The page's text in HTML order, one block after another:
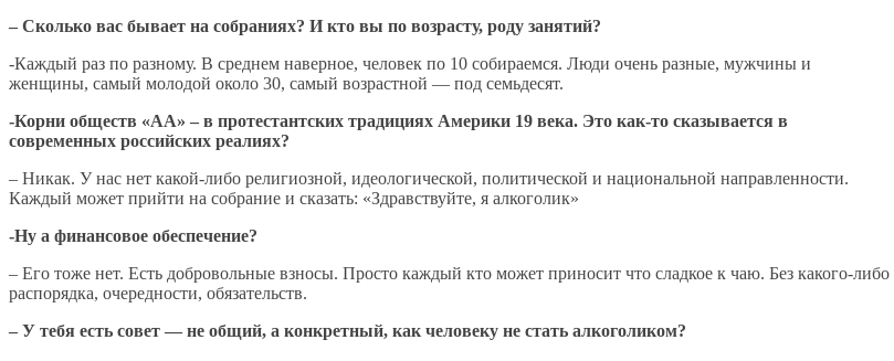
– Сколько вас бывает на собраниях? И кто вы по возрасту, роду занятий?
-Каждый раз по разному. В среднем наверное, человек по 10 собираемся. Люди очень разные, мужчины и
женщины, самый молодой около 30, самый возрастной — под семьдесят.
-Корни обществ «АА» – в протестантских традициях Америки 19 века. Это как-то сказывается в
современных российских реалиях?
– Никак. У нас нет какой-либо религиозной, идеологической, политической и национальной направленности.
Каждый может прийти на собрание и сказать: «Здравствуйте, я алкоголик»
-Ну а финансовое обеспечение?
– Его тоже нет. Есть добровольные взносы. Просто каждый кто может приносит что сладкое к чаю. Без какого-либо
распорядка, очередности, обязательств.
– У тебя есть совет — не общий, а конкретный, как человеку не стать алкоголиком?